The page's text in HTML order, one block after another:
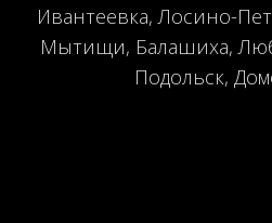
Ивантеевка, Лосино-
Мытищи, Балашиха,
Подольск,